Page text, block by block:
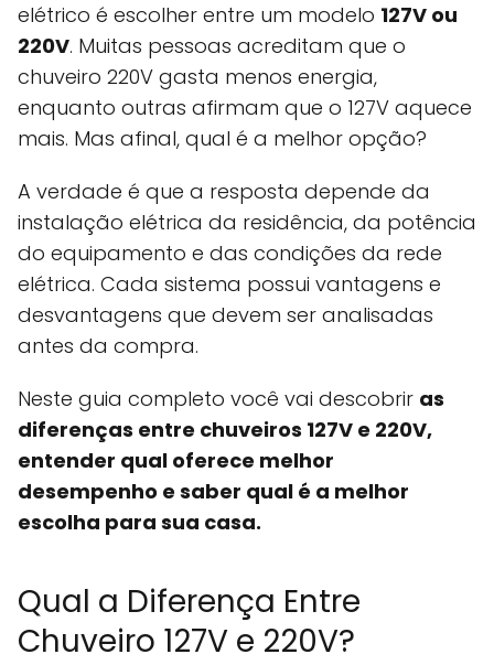
elétrico é escolher entre um modelo 127V ou
220V. Muitas pessoas acreditam que o
chuveiro 220V gasta menos energia,
enquanto outras afirmam que o 127V aquece
mais. Mas afinal, qual é a melhor opção?
A verdade é que a resposta depende da
instalação elétrica da residência, da potência
do equipamento e das condições da rede
elétrica. Cada sistema possui vantagens e
desvantagens que devem ser analisadas
antes da compra.
Neste guia completo você vai descobrir as
diferenças entre chuveiros 127V e 220V,
entender qual oferece melhor
desempenho e saber qual é a melhor
escolha para sua casa.
Qual a Diferença Entre
Chuveiro 127V e 220V?